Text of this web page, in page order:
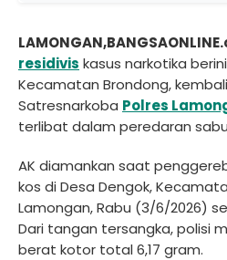
residivis kasus narkotika
Kecamatan Brondong,
Satresnarkoba Polres
terlibat dalam peredaran
AK diamankan saat
kos di Desa Dengok,
Lamongan, Rabu (3/6/2026)
Dari tangan tersangka, polisi
berat kotor total 6,17 gram.